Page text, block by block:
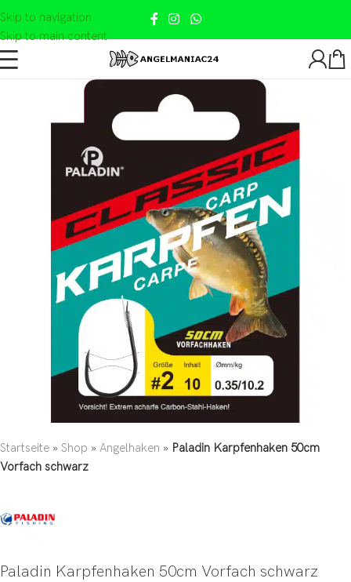
Skip to navigation
Skip to main content
Startseite » Shop » Angelhaken » Paladin Karpfenhaken 50cm
Vorfach schwarz
Paladin Karpfenhaken 50cm Vorfach schwarz